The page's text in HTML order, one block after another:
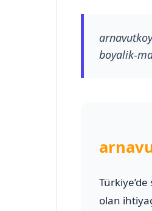
boyalik-
olan